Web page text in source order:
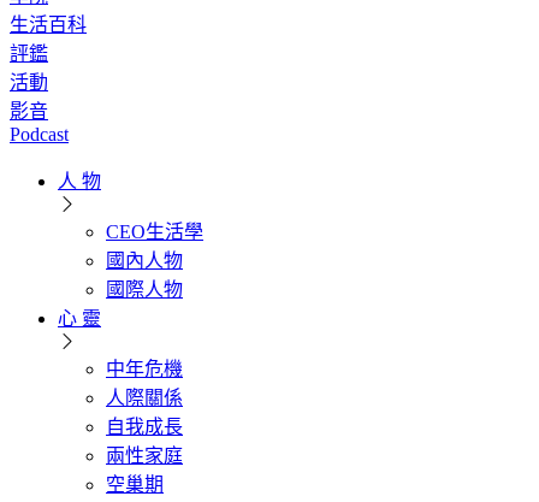
生活百科
評鑑
活動
影音
Podcast
人 物
CEO生活學
國內人物
國際人物
心 靈
中年危機
人際關係
自我成長
兩性家庭
空巢期